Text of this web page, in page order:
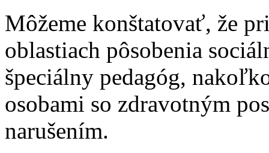
Môžeme konštatovať, že
oblastiach pôsobenia
špeciálny pedagóg,
osobami so zdravotným
narušením.